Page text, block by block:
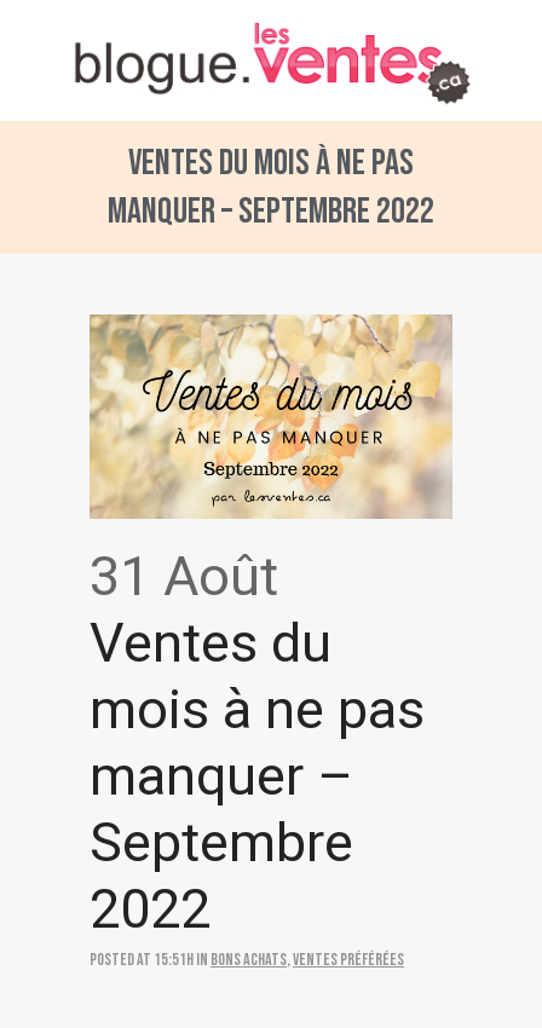
Ventes du mois à ne pas
manquer – Septembre 2022
31 Août
Ventes du
mois à ne pas
manquer –
Septembre
2022
Posted at 15:51hin Bons achats,Ventes préférées